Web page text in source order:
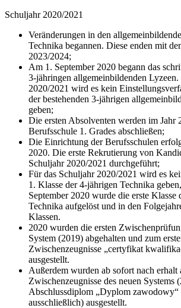
Schuljahr 2020/2021
Veränderungen in den
Technika begannen. Diese enden mit
2023/2024;
Am 1. September 2020 begann das
3-jähringen allgemeinbildenden
2020/2021 wird es kein
der bestehenden 3-jährigen
geben;
Die ersten Absolventen werden im Jahr
Berufsschule 1. Grades abschließen;
Die Einrichtung der Berufsschulen
2020. Die erste Rekrutierung von
Schuljahr 2020/2021 durchgeführt;
Für das Schuljahr 2020/2021 wird es
1. Klasse der 4-jährigen Technika
September 2020 wurde die erste Klasse
Technika aufgelöst und in den
Klassen.
2020 wurden die ersten
System (2019) abgehalten und zum
Zwischenzeugnisse „certyfikat
ausgestellt.
Außerdem wurden ab sofort nach erhalt
Zwischenzeugnisse des neuen Systems
Abschlussdiplom „Dyplom zawodowy“
ausschließlich) ausgestellt.